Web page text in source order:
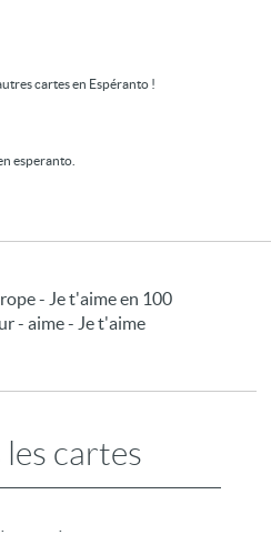
cartes en Espéranto !
esperanto.
- Je t'aime en 100
- aime - Je t'aime
cartes